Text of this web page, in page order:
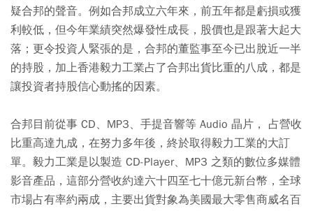
疑合邦的聲音。例如合邦成立六年來，前五年都是虧損或獲
利較低，但今年業績突然爆發性成長，股價也是跟著大起大
落；更令投資人緊張的是，合邦的董監事至今已出脫近一半
的持股，加上香港毅力工業占了合邦出貨比重的八成，都是
讓投資者持股信心動搖的因素。
合邦目前從事 CD、MP3、手提音響等 Audio 晶片， 占營收
比重高達九成，在努力多年後，終於取得毅力工業的大訂
單。毅力工業是以製造 CD-Player、MP3 之類的數位多媒體
影音產品，這部分營收約達六十四至七十億元新台幣，全球
市場占有率約兩成，主要出貨對象為美國最大零售商威名百